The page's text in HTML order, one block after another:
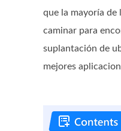
que la mayoría de
caminar para
suplantación de
mejores